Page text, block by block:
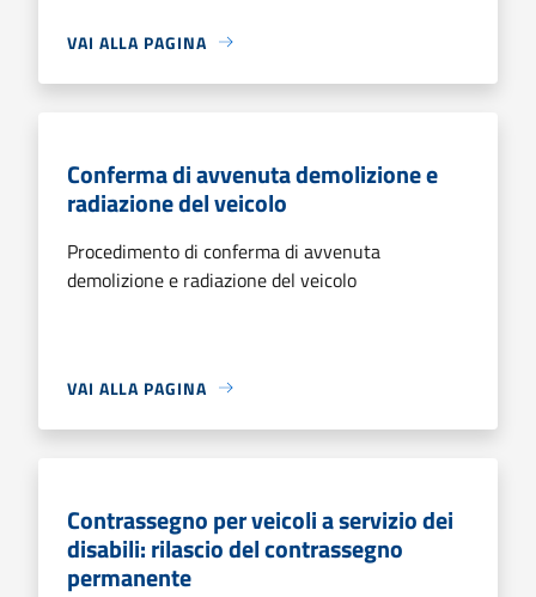
VAI ALLA PAGINA
Conferma di avvenuta demolizione e
radiazione del veicolo
Procedimento di conferma di avvenuta
demolizione e radiazione del veicolo
VAI ALLA PAGINA
Contrassegno per veicoli a servizio dei
disabili: rilascio del contrassegno
permanente